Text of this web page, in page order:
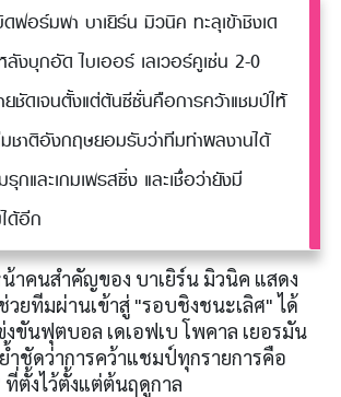
ดฟอร์มพา บาเยิร์น มิวนิค ทะลุเข้าชิงเด
ลังบุกอัด ไบเออร์ เลเวอร์คูเซ่น 2-0
ยชัดเจนตั้งแต่ต้นซีซั่นคือการคว้าแชมป์ให้
ชาติอังกฤษยอมรับว่าทีมทำผลงานได้
กและเกมเพรสซิ่ง และเชื่อว่ายังมี
ด้อีก
าคนสำคัญของ บาเยิร์น มิวนิค แสดง
ยทีมผ่านเข้าสู่ "รอบชิงชนะเลิศ" ได้
งขันฟุตบอล เดเอฟเบ โพคาล เยอรมัน
ำชัดว่าการคว้าแชมป์ทุกรายการคือ
ตั้งไว้ตั้งแต่ต้นฤดูกาล